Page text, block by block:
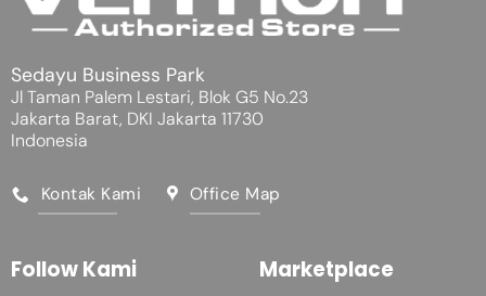
Sedayu Business Park
Jl Taman Palem Lestari, Blok G5 No.23
Jakarta Barat, DKI Jakarta 11730
Indonesia
Kontak Kami Office Map
Follow Kami Marketplace